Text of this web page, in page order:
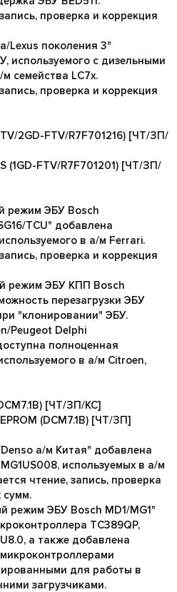
проверка и коррекция
Lexus поколения 3"
используемого с дизельными
семейства LC7x.
проверка и коррекция
2GD-FTV/R7F701216) [ЧТ/ЗП/
(1GD-FTV/R7F701201) [ЧТ/ЗП/
режим ЭБУ Bosch
TCU" добавлена
в а/м Ferrari.
проверка и коррекция
режим ЭБУ КПП Bosch
перезагрузки ЭБУ
"клонировании" ЭБУ.
Peugeot Delphi
полноценная
в а/м Citroen,
[ЧТ/ЗП/КС]
(DCM7.1B) [ЧТ/ЗП]
а/м Китая" добавлена
используемых в а/м
чтение, запись, проверка
сумм.
режим ЭБУ Bosch MD1/MG1"
TC389QP,
а также добавлена
для работы в
загрузчиками.